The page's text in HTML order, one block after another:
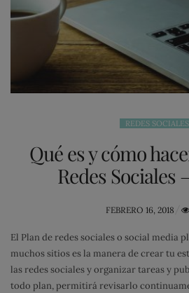
REDES SOCIALES
Qué es y cómo
Redes Sociales
POSTED
FEBRERO 16, 2018
El Plan de redes sociales o social media
muchos sitios es la manera de crear tu
las redes sociales y organizar tareas y
todo plan, permitirá revisarlo